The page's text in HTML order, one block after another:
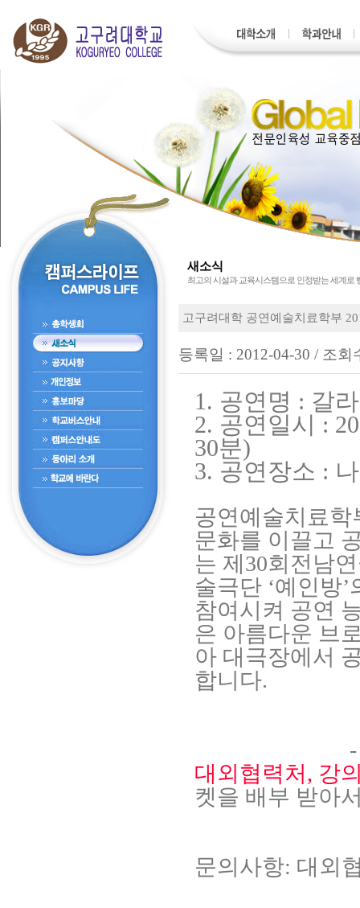
새소식
최고의 시설과 교육시스템으로 인정받는 세계로
고구려대학 공연예술치료학부
등록일 : 2012-04-30 / 조회
1. 공연명 : 갈
2. 공연일시 :
30분)
3. 공연장소 :
공연예술치료학
문화를 이끌고
는 제30회전남
술극단 ‘예인방
참여시켜 공연
은 아름다운 브
아 대극장에서
합니다.
대외협력처, 강
켓을 배부 받아
문의사항: 대외